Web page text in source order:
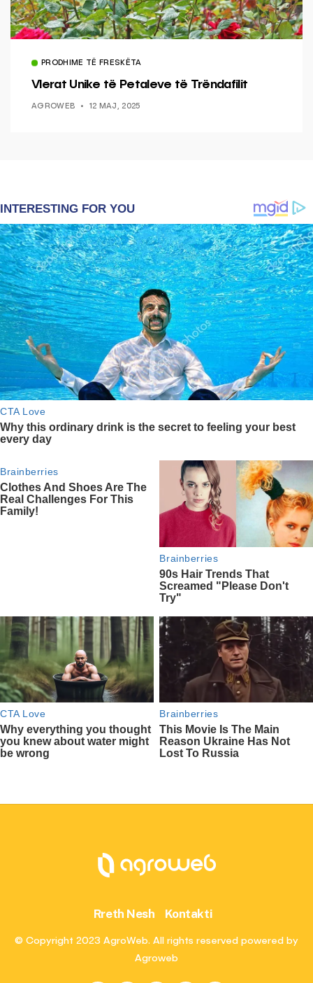
PRODHIME TË FRESKËTA
Vlerat Unike të Petaleve të Trëndafilit
AGROWEB 12 MAJ, 2025
Rreth Nesh Kontakti
© Copyright 2023 AgroWeb. All rights reserved powered by
Agroweb